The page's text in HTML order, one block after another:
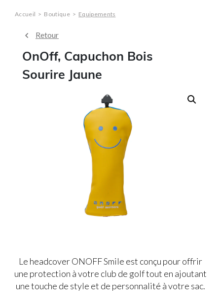
Accueil > Boutique > Equipements
Retour
OnOff, Capuchon Bois
Sourire Jaune
Le headcover ONOFF Smile est conçu pour offrir
une protection à votre club de golf tout en ajoutant
une touche de style et de personnalité à votre sac.